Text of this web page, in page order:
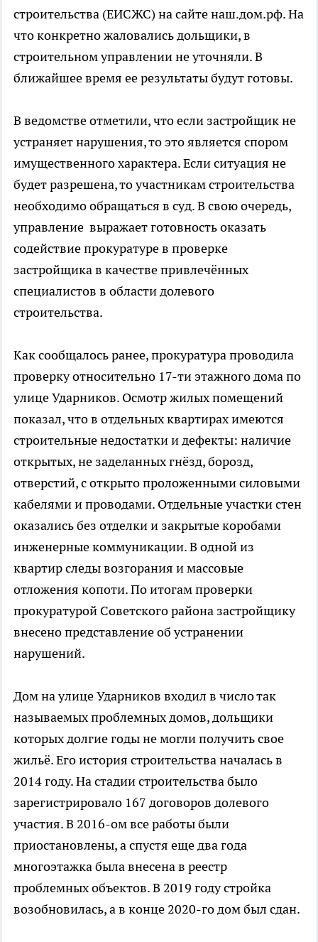
строительства (ЕИСЖС) на сайте наш.дом.рф. На
что конкретно жаловались дольщики, в
строительном управлении не уточняли. В
ближайшее время ее результаты будут готовы.
В ведомстве отметили, что если застройщик не
устраняет нарушения, то это является спором
имущественного характера. Если ситуация не
будет разрешена, то участникам строительства
необходимо обращаться в суд. В свою очередь,
управление выражает готовность оказать
содействие прокуратуре в проверке
застройщика в качестве привлечённых
специалистов в области долевого
строительства.
Как сообщалось ранее, прокуратура проводила
проверку относительно 17-ти этажного дома по
улице Ударников. Осмотр жилых помещений
показал, что в отдельных квартирах имеются
строительные недостатки и дефекты: наличие
открытых, не заделанных гнёзд, борозд,
отверстий, с открыто проложенными силовыми
кабелями и проводами. Отдельные участки стен
оказались без отделки и закрытые коробами
инженерные коммуникации. В одной из
квартир следы возгорания и массовые
отложения копоти. По итогам проверки
прокуратурой Советского района застройщику
внесено представление об устранении
нарушений.
Дом на улице Ударников входил в число так
называемых проблемных домов, дольщики
которых долгие годы не могли получить свое
жильё. Его история строительства началась в
2014 году. На стадии строительства было
зарегистрировало 167 договоров долевого
участия. В 2016-ом все работы были
приостановлены, а спустя еще два года
многоэтажка была внесена в реестр
проблемных объектов. В 2019 году стройка
возобновилась, а в конце 2020-го дом был сдан.